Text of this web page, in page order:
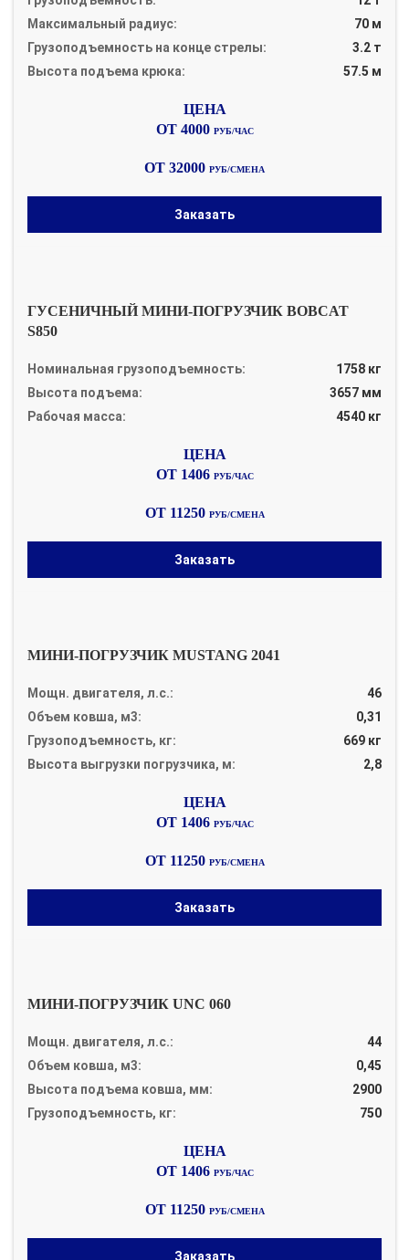
Максимальный радиус:
70 м
Грузоподъемность на конце стрелы:
3.2 т
Высота подъема крюка:
57.5 м
ОТ 4000 РУБ/ЧАС
ОТ 32000 РУБ/СМЕНА
Заказать
ГУСЕНИЧНЫЙ МИНИ-ПОГРУЗЧИК BOBCAT
S850
Номинальная грузоподъемность:
1758 кг
Высота подъема:
3657 мм
Рабочая масса:
4540 кг
ОТ 1406 РУБ/ЧАС
ОТ 11250 РУБ/СМЕНА
Заказать
МИНИ-ПОГРУЗЧИК MUSTANG 2041
Мощн. двигателя, л.с.:
46
Объем ковша, м3:
0,31
Грузоподъемность, кг:
669 кг
Высота выгрузки погрузчика, м:
2,8
ОТ 1406 РУБ/ЧАС
ОТ 11250 РУБ/СМЕНА
Заказать
МИНИ-ПОГРУЗЧИК UNC 060
Мощн. двигателя, л.с.:
44
Объем ковша, м3:
0,45
Высота подъема ковша, мм:
2900
Грузоподъемность, кг:
750
ОТ 1406 РУБ/ЧАС
ОТ 11250 РУБ/СМЕНА
Заказать